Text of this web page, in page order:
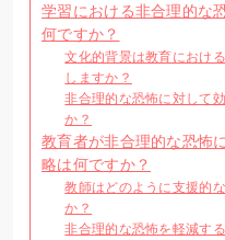
学習における非合理的な
何ですか？
文化的背景は教育におけ
しますか？
非合理的な恐怖に対して
か？
教育者が非合理的な恐怖
略は何ですか？
教師はどのように支援的
か？
非合理的な恐怖を軽減す